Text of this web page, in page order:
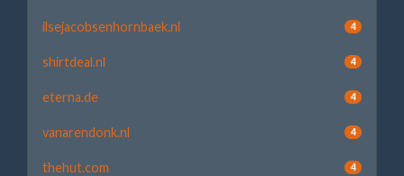
ilsejacobsenhornbaek.nl 4
shirtdeal.nl 4
eterna.de 4
vanarendonk.nl 4
thehut.com 4